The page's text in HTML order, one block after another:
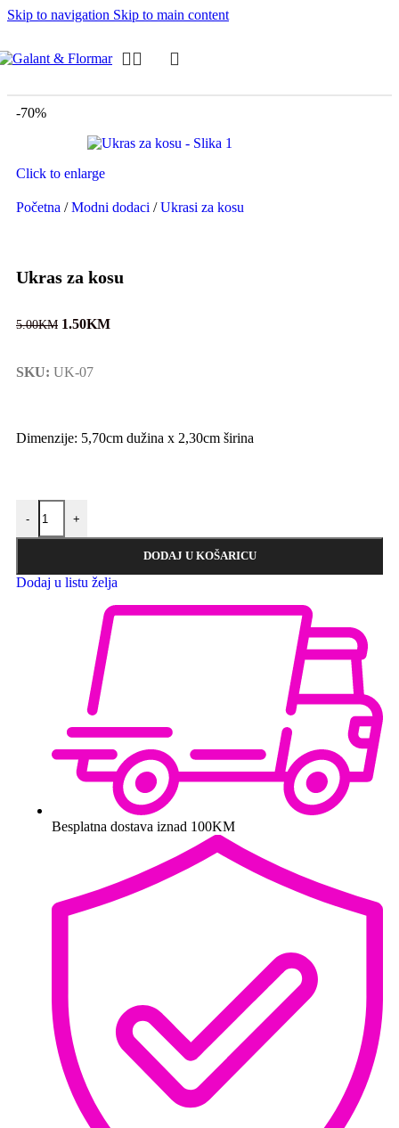
Skip to navigation Skip to main content
-70%
Click to enlarge
Početna / Modni dodaci / Ukrasi za kosu
Ukras za kosu
5.00KM 1.50KM
SKU: UK-07
Dimenzije: 5,70cm dužina x 2,30cm širina
- +
DODAJ U KOŠARICU
Dodaj u listu želja
Besplatna dostava iznad 100KM